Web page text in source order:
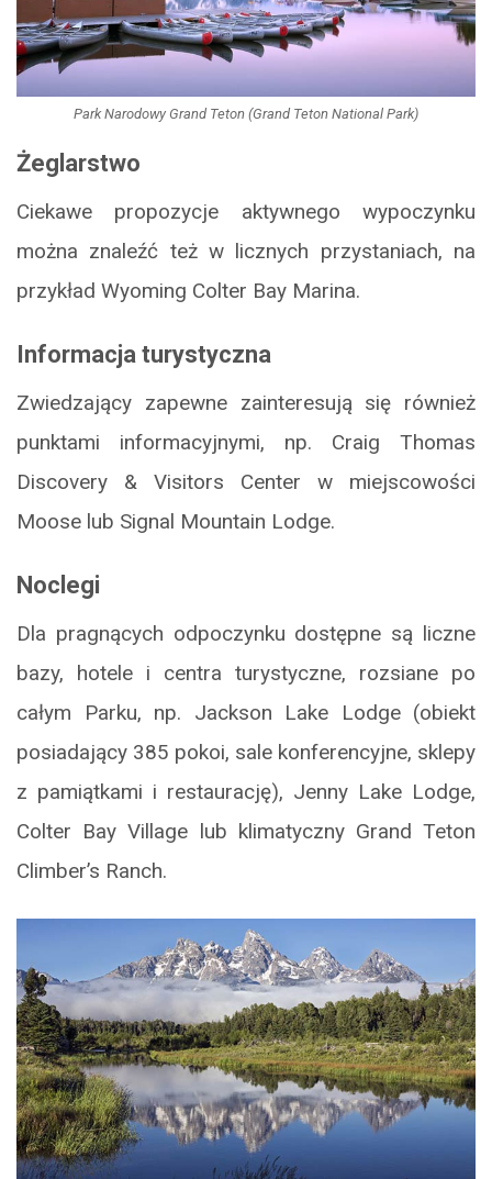
Park Narodowy Grand Teton (Grand Teton National Park)
Żeglarstwo
Ciekawe propozycje aktywnego wypoczynku
można znaleźć też w licznych przystaniach, na
przykład Wyoming Colter Bay Marina.
Informacja turystyczna
Zwiedzający zapewne zainteresują się również
punktami informacyjnymi, np. Craig Thomas
Discovery & Visitors Center w miejscowości
Moose lub Signal Mountain Lodge.
Noclegi
Dla pragnących odpoczynku dostępne są liczne
bazy, hotele i centra turystyczne, rozsiane po
całym Parku, np. Jackson Lake Lodge (obiekt
posiadający 385 pokoi, sale konferencyjne, sklepy
z pamiątkami i restaurację), Jenny Lake Lodge,
Colter Bay Village lub klimatyczny Grand Teton
Climber’s Ranch.